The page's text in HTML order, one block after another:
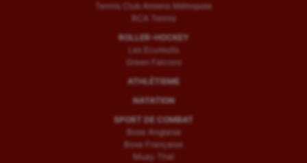
Tennis Club Amiens Métropole
RCA Tennis
ROLLER-HOCKEY
Les Ecureuils
Green Falcons
ATHLÉTISME
NATATION
SPORT DE COMBAT
Boxe Anglaise
Boxe Française
Muay Thaï